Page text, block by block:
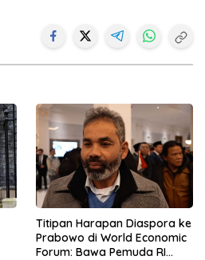
Titipan Harapan Diaspora ke
Prabowo di World Economic
Forum: Bawa Pemuda RI